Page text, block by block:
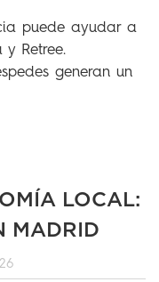
puede ayudar a
Retree.
generan un
LOCAL:
MADRID